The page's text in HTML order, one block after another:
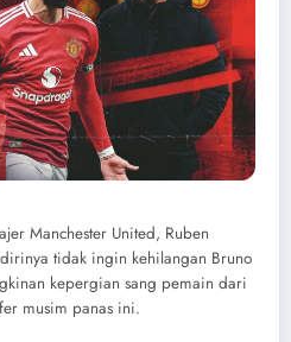
Manchester United, Ruben
tidak ingin kehilangan Bruno
kepergian sang pemain dari
musim panas ini.